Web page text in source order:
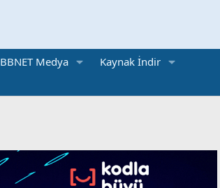
BBNET Medya Kaynak İndir